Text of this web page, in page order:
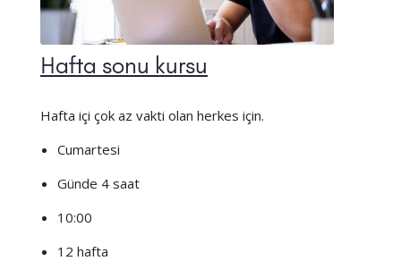
Hafta sonu kursu
Hafta içi çok az vakti olan herkes için.
Cumartesi
Günde 4 saat
10:00
12 hafta